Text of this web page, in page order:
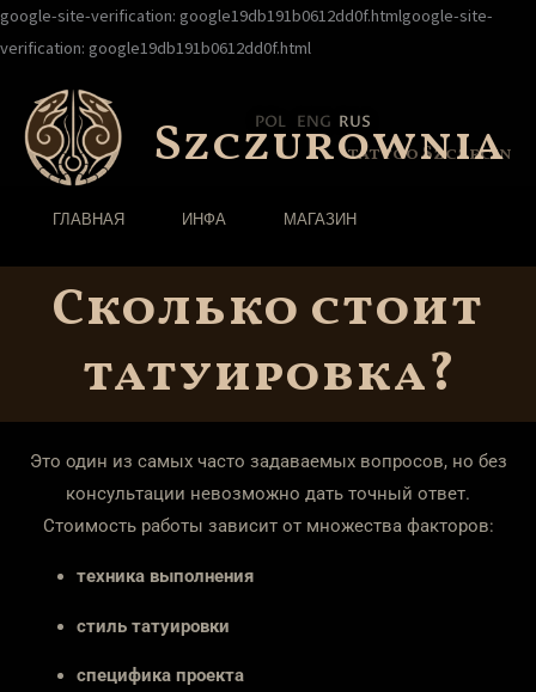
google-site-verification: google19db191b0612dd0f.htmlgoogle-site-
verification: google19db191b0612dd0f.html
Перейти
POL ENG RUS
Szczurownia
tattoo Szczecin
ГЛАВНАЯ ИНФА МАГАЗИН
Сколько стоит
татуировка?
Это один из самых часто задаваемых вопросов, но без
консультации невозможно дать точный ответ.
Стоимость работы зависит от множества факторов:
техника выполнения
стиль татуировки
специфика проекта